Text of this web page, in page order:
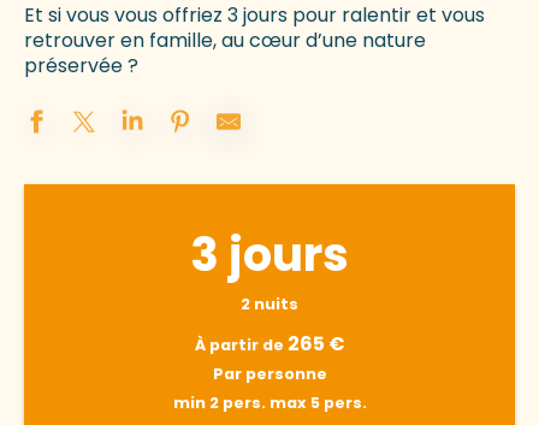
Et si vous vous offriez 3 jours pour ralentir et vous
retrouver en famille, au cœur d’une nature
préservée ?
3 jours
2 nuits
À partir de 265 €
Par personne
min 2 pers. max 5 pers.